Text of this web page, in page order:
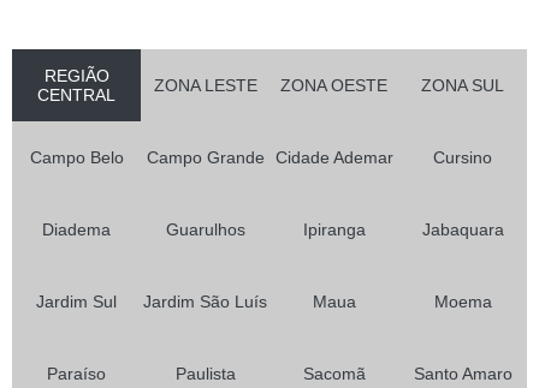
REGIÃO
CENTRAL
ZONA LESTE ZONA OESTE ZONA SUL
Campo Belo Campo Grande Cidade Ademar Cursino
Diadema Guarulhos Ipiranga Jabaquara
Jardim Sul Jardim São Luís Maua Moema
Paraíso Paulista Sacomã Santo Amaro